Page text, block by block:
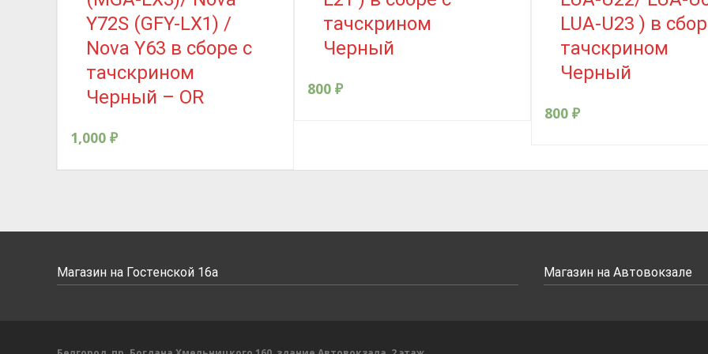
Y72S (GFY-LX1) /
Nova Y63 в сборе с
тачскрином
Черный – OR
1,000 ₽
тачскрином
Черный
800 ₽
LUA-U23 ) в
тачскрином
Черный
800 ₽
Магазин на Гостенской 16а Магазин на Автовокзале